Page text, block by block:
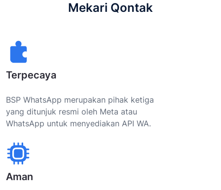
Mekari Qontak
Terpecaya
BSP WhatsApp merupakan pihak ketiga
yang ditunjuk resmi oleh Meta atau
WhatsApp untuk menyediakan API WA.
Aman